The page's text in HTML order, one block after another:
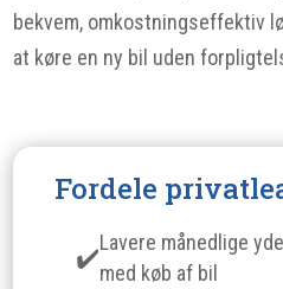
bekvem, omkostningseffektiv
at køre en ny bil uden
Fordele
Lavere månedlige
med køb af bil